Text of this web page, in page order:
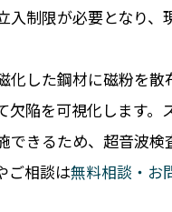
入制限が必要となり
化した鋼材に磁粉を
欠陥を可視化します
できるため、超音波
ご相談は無料相談・お